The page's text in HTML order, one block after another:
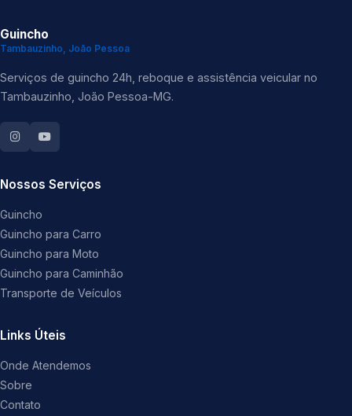
Guincho
Tambauzinho, João Pessoa
Serviços de guincho 24h, reboque e assistência veicular no
Tambauzinho, João Pessoa-MG.
Nossos Serviços
Guincho
Guincho para Carro
Guincho para Moto
Guincho para Caminhão
Transporte de Veículos
Links Úteis
Onde Atendemos
Sobre
Contato